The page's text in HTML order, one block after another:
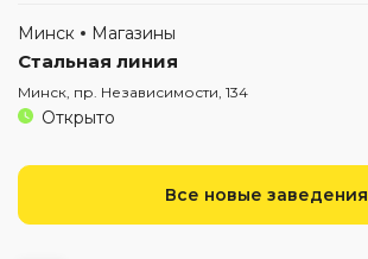
Минск Магазины
Стальная линия
Минск, пр. Независимости, 134
Открыто
Все новые заведения